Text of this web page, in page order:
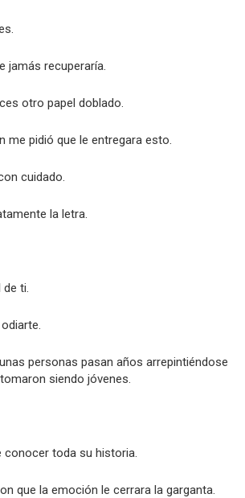
jamás recuperaría.
otro papel doblado.
me pidió que le entregara esto.
cuidado.
la letra.
de ti.
personas pasan años arrepintiéndose
siendo jóvenes.
conocer toda su historia.
que la emoción le cerrara la garganta.